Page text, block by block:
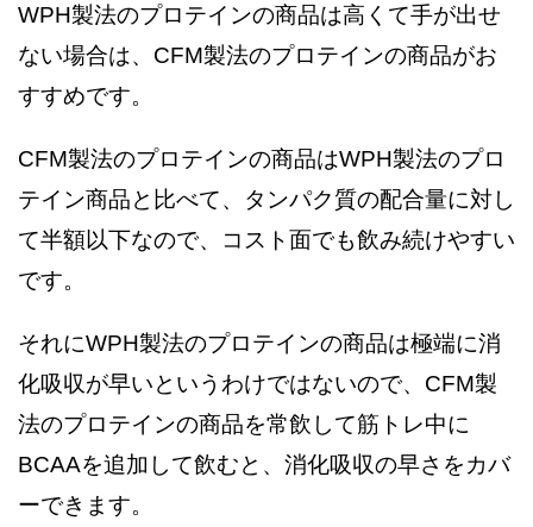
WPH製法のプロテインの商品は高くて手が出せ
ない場合は、CFM製法のプロテインの商品がお
すすめです。
CFM製法のプロテインの商品はWPH製法のプロ
テイン商品と比べて、タンパク質の配合量に対し
て半額以下なので、コスト面でも飲み続けやすい
です。
それにWPH製法のプロテインの商品は極端に消
化吸収が早いというわけではないので、CFM製
法のプロテインの商品を常飲して筋トレ中に
BCAAを追加して飲むと、消化吸収の早さをカバ
ーできます。